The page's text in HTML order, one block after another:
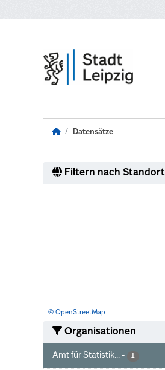
Datensätze
Filtern nach Standort
© OpenStreetMap
Organisationen
Amt für Statistik... - 1